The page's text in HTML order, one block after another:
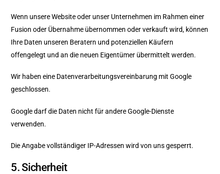
Wenn unsere Website oder unser Unternehmen im Rahmen einer
Fusion oder Übernahme übernommen oder verkauft wird, können
Ihre Daten unseren Beratern und potenziellen Käufern
offengelegt und an die neuen Eigentümer übermittelt werden.
Wir haben eine Datenverarbeitungsvereinbarung mit Google
geschlossen.
Google darf die Daten nicht für andere Google-Dienste
verwenden.
Die Angabe vollständiger IP-Adressen wird von uns gesperrt.
5. Sicherheit